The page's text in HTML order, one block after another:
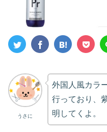
うさに
外国人風カラ
行っており、
明してくよ。